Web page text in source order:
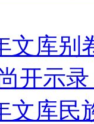
文库别
开示
文库民